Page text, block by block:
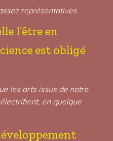
représentatives.
l’être en
est obligé
les arts issus de notre
en quelque